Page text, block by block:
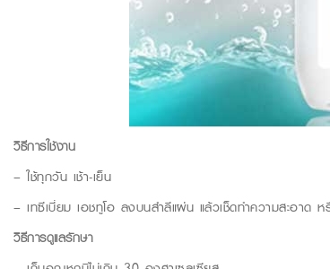
วิธีการใช้งาน
– ใช้ทุกวัน เช้า-เย็น
– เทซีเบี่ยม เอชทูโอ ลงบนสำลีแผ่น แล้วเช็ดทำความสะอาด
วิธีการดูแลรักษา